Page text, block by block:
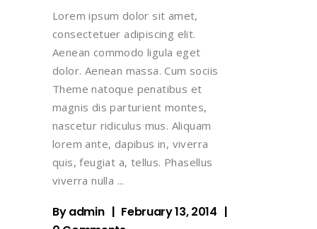
Lorem ipsum dolor sit amet,
consectetuer adipiscing elit.
Aenean commodo ligula eget
dolor. Aenean massa. Cum sociis
Theme natoque penatibus et
magnis dis parturient montes,
nascetur ridiculus mus. Aliquam
lorem ante, dapibus in, viverra
quis, feugiat a, tellus. Phasellus
viverra nulla
Byadmin
February 13, 2014